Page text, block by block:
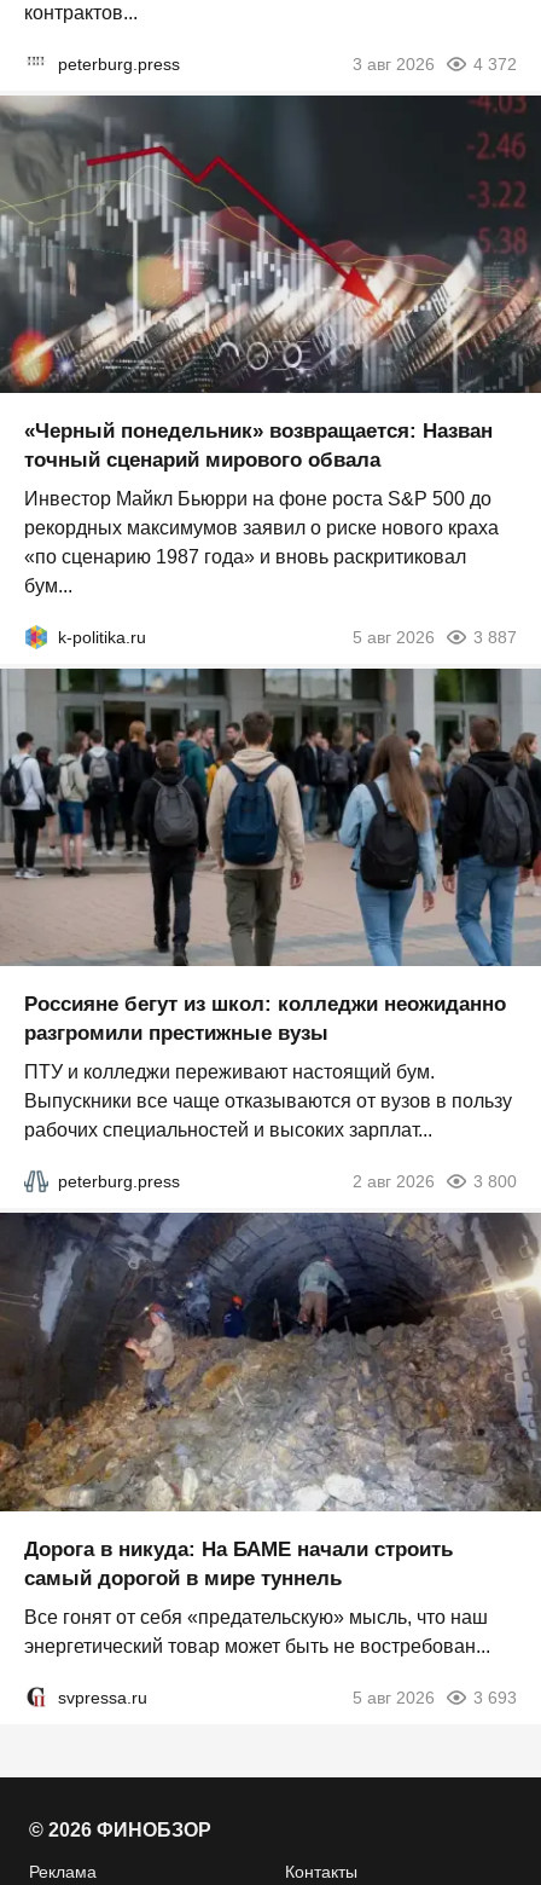
контрактов...
peterburg.press 3 авг 2026 4 372
«Черный понедельник» возвращается: Назван
точный сценарий мирового обвала
Инвестор Майкл Бьюрри на фоне роста S&P 500 до
рекордных максимумов заявил о риске нового краха
«по сценарию 1987 года» и вновь раскритиковал
бум...
k-politika.ru 5 авг 2026 3 887
Россияне бегут из школ: колледжи неожиданно
разгромили престижные вузы
ПТУ и колледжи переживают настоящий бум.
Выпускники все чаще отказываются от вузов в пользу
рабочих специальностей и высоких зарплат...
peterburg.press 2 авг 2026 3 800
Дорога в никуда: На БАМЕ начали строить
самый дорогой в мире туннель
Все гонят от себя «предательскую» мысль, что наш
энергетический товар может быть не востребован...
svpressa.ru 5 авг 2026 3 693
© 2026 ФИНОБЗОР
Реклама Контакты